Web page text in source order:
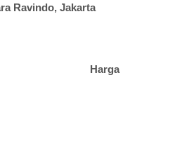
Ravindo, Jakarta
Harga